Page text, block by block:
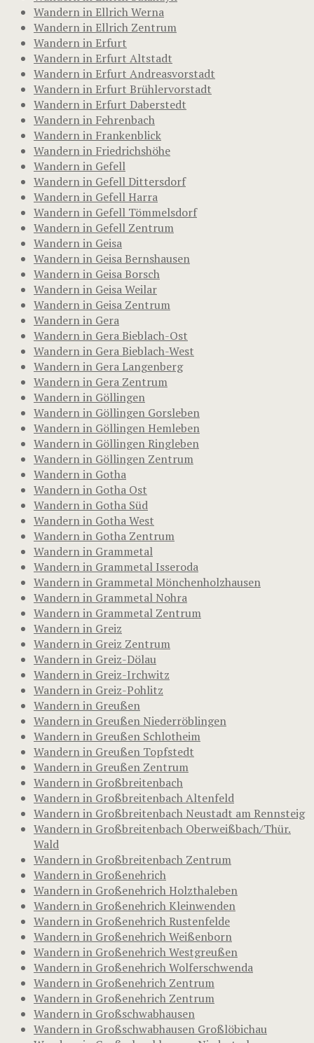
Wandern in Ellrich Werna
Wandern in Ellrich Zentrum
Wandern in Erfurt
Wandern in Erfurt Altstadt
Wandern in Erfurt Andreasvorstadt
Wandern in Erfurt Brühlervorstadt
Wandern in Erfurt Daberstedt
Wandern in Fehrenbach
Wandern in Frankenblick
Wandern in Friedrichshöhe
Wandern in Gefell
Wandern in Gefell Dittersdorf
Wandern in Gefell Harra
Wandern in Gefell Tömmelsdorf
Wandern in Gefell Zentrum
Wandern in Geisa
Wandern in Geisa Bernshausen
Wandern in Geisa Borsch
Wandern in Geisa Weilar
Wandern in Geisa Zentrum
Wandern in Gera
Wandern in Gera Bieblach-Ost
Wandern in Gera Bieblach-West
Wandern in Gera Langenberg
Wandern in Gera Zentrum
Wandern in Göllingen
Wandern in Göllingen Gorsleben
Wandern in Göllingen Hemleben
Wandern in Göllingen Ringleben
Wandern in Göllingen Zentrum
Wandern in Gotha
Wandern in Gotha Ost
Wandern in Gotha Süd
Wandern in Gotha West
Wandern in Gotha Zentrum
Wandern in Grammetal
Wandern in Grammetal Isseroda
Wandern in Grammetal Mönchenholzhausen
Wandern in Grammetal Nohra
Wandern in Grammetal Zentrum
Wandern in Greiz
Wandern in Greiz Zentrum
Wandern in Greiz-Dölau
Wandern in Greiz-Irchwitz
Wandern in Greiz-Pohlitz
Wandern in Greußen
Wandern in Greußen Niederröblingen
Wandern in Greußen Schlotheim
Wandern in Greußen Topfstedt
Wandern in Greußen Zentrum
Wandern in Großbreitenbach
Wandern in Großbreitenbach Altenfeld
Wandern in Großbreitenbach Neustadt am Rennsteig
Wandern in Großbreitenbach Oberweißbach/Thür.
Wald
Wandern in Großbreitenbach Zentrum
Wandern in Großenehrich
Wandern in Großenehrich Holzthaleben
Wandern in Großenehrich Kleinwenden
Wandern in Großenehrich Rustenfelde
Wandern in Großenehrich Weißenborn
Wandern in Großenehrich Westgreußen
Wandern in Großenehrich Wolferschwenda
Wandern in Großenehrich Zentrum
Wandern in Großenehrich Zentrum
Wandern in Großschwabhausen
Wandern in Großschwabhausen Großlöbichau